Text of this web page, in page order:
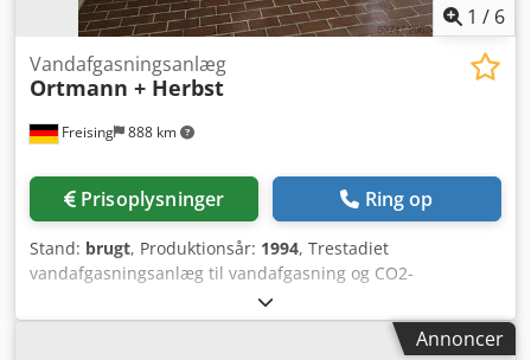
1 / 6
Freising 888 km
Vandafgasningsanlæg
Ortmann + Herbst
Prisoplysninger Ring op
Stand: brugt, Produktionsår: 1994, Trestadiet
vandafgasningsanlæg til vandafgasning og CO2-
impregnering. Råvandet føres via en injektordyse ind i den
første afgasningsbeholder. På grund af den høje
strømningshastighed udskilles ilt og kvælstof fra Annoncer